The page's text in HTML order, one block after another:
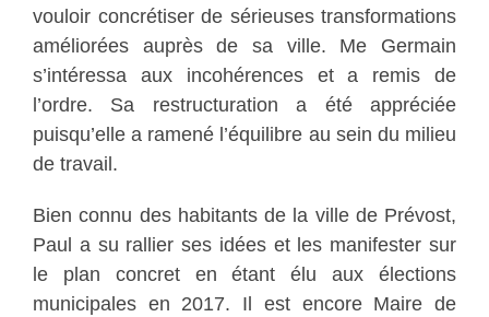
vouloir concrétiser de sérieuses transformations
améliorées auprès de sa ville. Me Germain
s’intéressa aux incohérences et a remis de
l’ordre. Sa restructuration a été appréciée
puisqu’elle a ramené l’équilibre au sein du milieu
de travail.
Bien connu des habitants de la ville de Prévost,
Paul a su rallier ses idées et les manifester sur
le plan concret en étant élu aux élections
municipales en 2017. Il est encore Maire de